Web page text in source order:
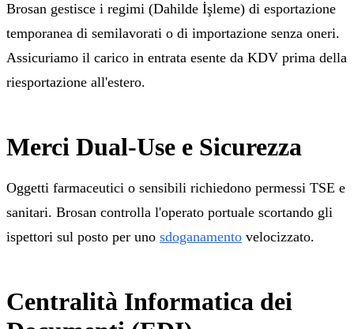
Brosan gestisce i regimi (Dahilde İşleme) di esportazione
temporanea di semilavorati o di importazione senza oneri.
Assicuriamo il carico in entrata esente da KDV prima della
riesportazione all'estero.
Merci Dual-Use e Sicurezza
Oggetti farmaceutici o sensibili richiedono permessi TSE e
sanitari. Brosan controlla l'operato portuale scortando gli
ispettori sul posto per uno sdoganamento velocizzato.
Centralità Informatica dei